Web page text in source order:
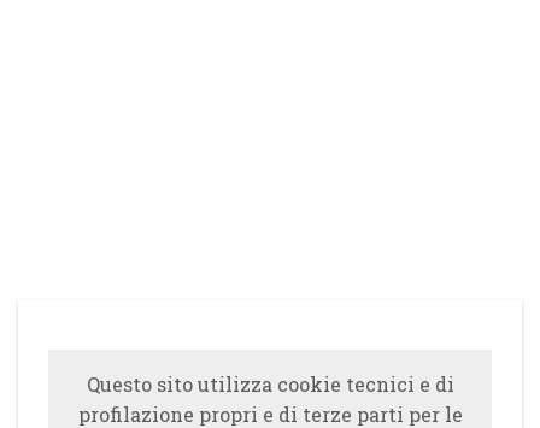
Questo sito utilizza cookie tecnici e di
profilazione propri e di terze parti per le